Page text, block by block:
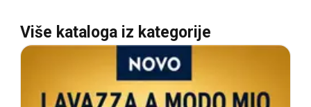
Više kataloga iz kategorije